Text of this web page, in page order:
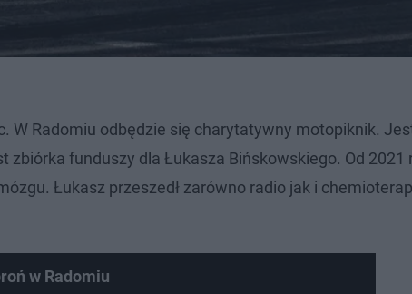
W Radomiu odbędzie się charytatywny motopiknik.
funduszy dla Łukasza Bińskowskiego. Od 2021
Łukasz przeszedł zarówno radio jak i
w Radomiu